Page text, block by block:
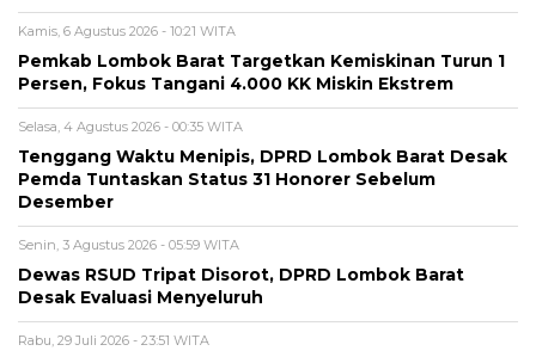
Kamis, 6 Agustus 2026 - 10:21 WITA
Pemkab Lombok Barat Targetkan Kemiskinan Turun 1
Persen, Fokus Tangani 4.000 KK Miskin Ekstrem
Selasa, 4 Agustus 2026 - 00:35 WITA
Tenggang Waktu Menipis, DPRD Lombok Barat Desak
Pemda Tuntaskan Status 31 Honorer Sebelum
Desember
Senin, 3 Agustus 2026 - 05:59 WITA
Dewas RSUD Tripat Disorot, DPRD Lombok Barat
Desak Evaluasi Menyeluruh
Rabu, 29 Juli 2026 - 23:51 WITA